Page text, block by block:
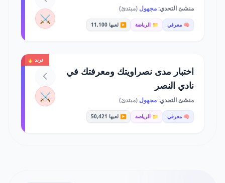
منشئ التحدي:مجهول (مبتدئ)
🧠 معرفي 📁 الرياضة ▶️ لعبها 11,100 ⚔️
ترند 🔥
اختبار مدى نصراويتك ومعرفتك في
نادي النصر
منشئ التحدي:مجهول (مبتدئ)
🧠 معرفي 📁 الرياضة ▶️ لعبها 50,421
⚔️